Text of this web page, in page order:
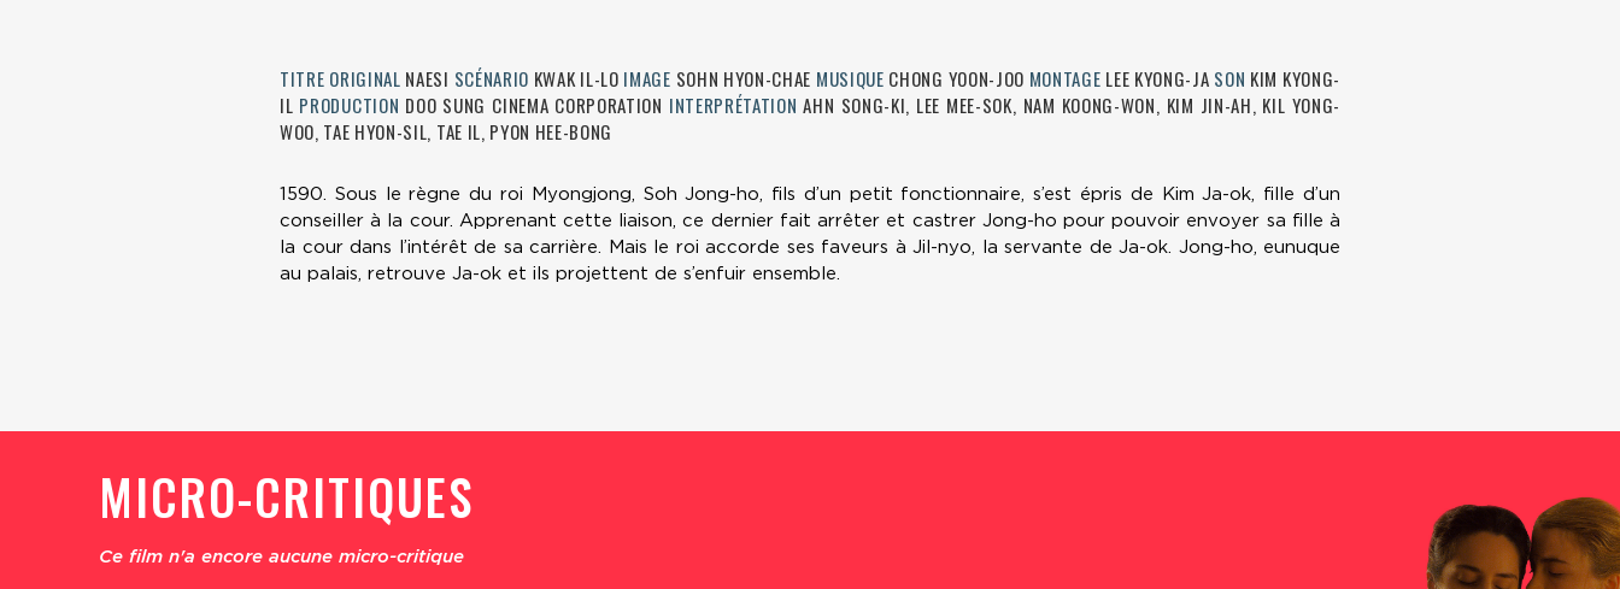
TITRE ORIGINAL NAESI SCÉNARIO KWAK IL-LO IMAGE SOHN HYON-CHAE MUSIQUE CHONG YOON-JOO MONTAGE LEE KYONG-JA SON KIM KYONG-
IL PRODUCTION DOO SUNG CINEMA CORPORATION INTERPRÉTATIONAHN SONG-KI, LEE MEE-SOK, NAM KOONG-WON, KIM JIN-AH, KIL YONG-
WOO, TAE HYON-SIL, TAE IL, PYON HEE-BONG
1590. Sous le règne du roi Myongjong, Soh Jong-ho, fils d’un petit fonctionnaire, s’est épris de Kim Ja-ok, fille d’un
conseiller à la cour. Apprenant cette liaison, ce dernier fait arrêter et castrer Jong-ho pour pouvoir envoyer sa fille à
la cour dans l’intérêt de sa carrière. Mais le roi accorde ses faveurs à Jil-nyo, la servante de Ja-ok. Jong-ho, eunuque
au palais, retrouve Ja-ok et ils projettent de s’enfuir ensemble.
MICRO-CRITIQUES
Ce film n'a encore aucune micro-critique